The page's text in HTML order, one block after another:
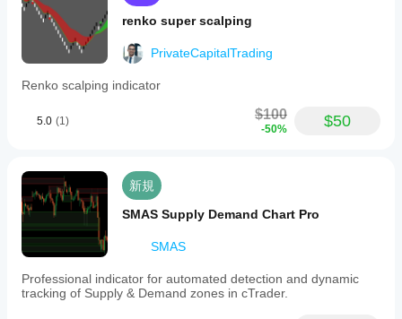
renko super scalping
PrivateCapitalTrading
Renko scalping indicator
5.0 (1) $100
-50% $50
新規
SMAS Supply Demand Chart Pro
SMAS
Professional indicator for automated detection and dynamic
tracking of Supply & Demand zones in cTrader.